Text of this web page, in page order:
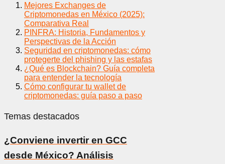
Mejores Exchanges de
Criptomonedas en México (2025):
Comparativa Real
PINFRA: Historia, Fundamentos y
Perspectivas de la Acción
Seguridad en criptomonedas: cómo
protegerte del phishing y las estafas
¿Qué es Blockchain? Guía completa
para entender la tecnología
Cómo configurar tu wallet de
criptomonedas: guía paso a paso
Temas destacados
¿Conviene invertir en GCC
desde México? Análisis